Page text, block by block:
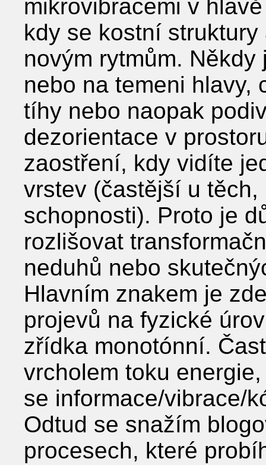
mikrovibracemi v
kdy se kostní
novým rytmům.
nebo na temeni hlavy,
tíhy nebo naopak
dezorientace v
zaostření, kdy vidíte
vrstev (častější u
schopnosti). Proto je
rozlišovat
neduhů nebo
Hlavním znakem je
projevů na fyzické
zřídka monotónní.
vrcholem toku
se informace/vibrace/
Odtud se snažím
procesech, které